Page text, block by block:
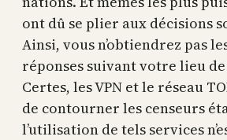
ont dû se plier aux décisions
Ainsi, vous n’obtiendrez pas
réponses suivant votre lieu
Certes, les VPN et le réseau
de contourner les censeurs
l’utilisation de tels services